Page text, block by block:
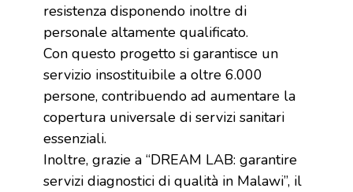
resistenza disponendo inoltre di
personale altamente qualificato.
Con questo progetto si garantisce un
servizio insostituibile a oltre 6.000
persone, contribuendo ad aumentare la
copertura universale di servizi sanitari
essenziali.
Inoltre, grazie a “DREAM LAB: garantire
servizi diagnostici di qualità in Malawi”, il